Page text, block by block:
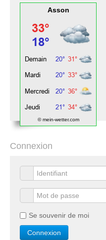
Asson
© mein-wetter.com
Connexion
Se souvenir de moi